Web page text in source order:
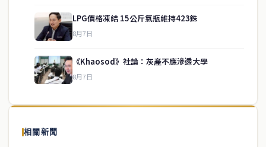
LPG價格凍結 15公斤氣瓶維持423銖
8月7日
《Khaosod》社論：灰產不應滲透大學
8月7日
相關新聞
關於我們
泰國中文新聞（TCN）是一家總部設於曼谷的中文新聞媒體，致力於
供即時、客觀、多元的中文新聞內容。
service@thaichinesenews.com